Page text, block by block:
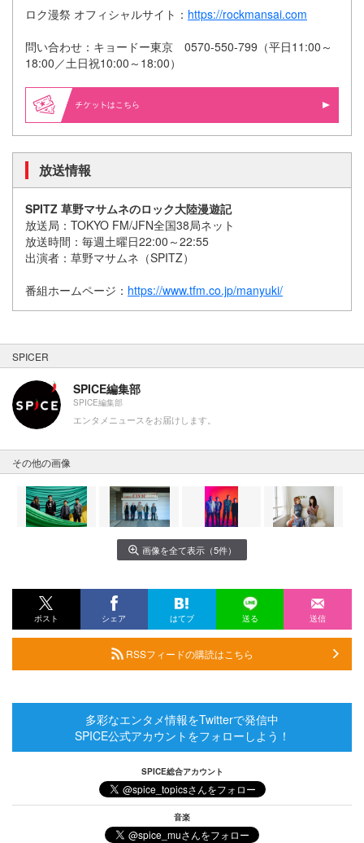
ロク漫祭 オフィシャルサイト： https://rockmansai.com
問い合わせ：キョードー東京 0570-550-799（平日11:00～
18:00／土日祝10:00～18:00）
はこちら
放送情報
SPITZ 草野マサムネのロック大陸漫遊記
放送局：TOKYO FM/JFN全国38局ネット
放送時間：毎週土曜日22:00～22:55
出演者：草野マサムネ（SPITZ）
番組ホームページ： https://www.tfm.co.jp/manyuki/
SPICER
SPICE編集部
SPICE編集部
エンタメニュースをお届けします。
その他の画像
画像を全て表示（5件）
ポスト シェア はてブ 送る 送信
RSSフィードの購読はこちら
多彩なエンタメ情報をTwitterで発信中
SPICE公式アカウントをフォローしよう！
SPICE総合アカウント
音楽